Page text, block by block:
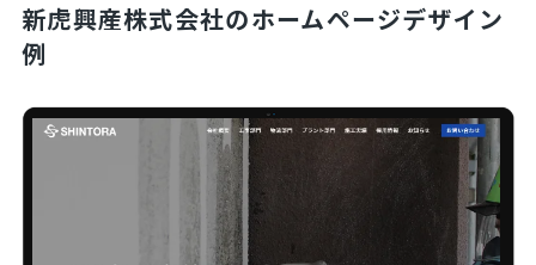
新虎興産株式会社のホームページデザイン
例